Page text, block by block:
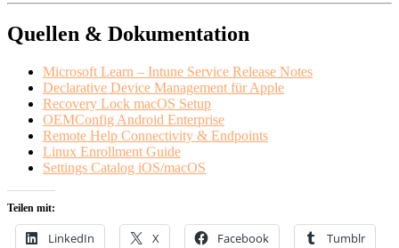
Quellen & Dokumentation
Microsoft Learn – Intune Service Release Notes
Declarative Device Management für Apple
Recovery Lock macOS Setup
OEMConfig Android Enterprise
Remote Help Connectivity & Endpoints
Linux Enrollment Guide
Settings Catalog iOS/macOS
Teilen mit:
LinkedIn X Facebook Tumblr